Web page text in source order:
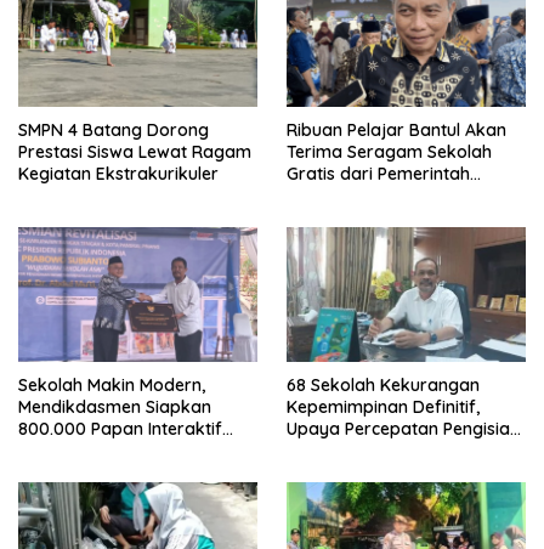
SMPN 4 Batang Dorong
Prestasi Siswa Lewat Ragam
Kegiatan Ekstrakurikuler
Ribuan Pelajar Bantul Akan
Terima Seragam Sekolah
Gratis dari Pemerintah
Sekolah Makin Modern,
Mendikdasmen Siapkan
800.000 Papan Interaktif
68 Sekolah Kekurangan
Kepemimpinan Definitif,
Upaya Percepatan Pengisian